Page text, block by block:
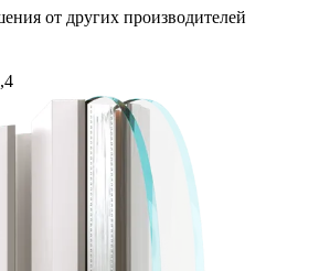
от других производителей